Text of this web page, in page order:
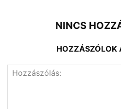
NINCS
HOZZÁSZÓLOK